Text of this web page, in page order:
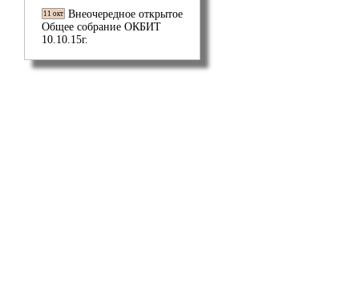
11 окт Внеочередное открытое
Общее собрание ОКБИТ
10.10.15г.